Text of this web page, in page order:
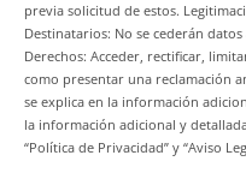
previa solicitud de estos.
Destinatarios: No se cederán
Derechos: Acceder, rectificar,
como presentar una reclamación
se explica en la información
la información adicional y
“Política de Privacidad” y “Aviso